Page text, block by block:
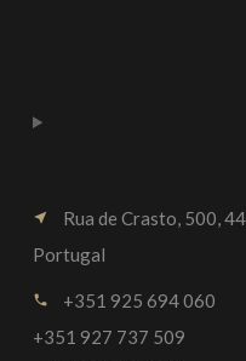
near_me
Rua de Crasto, 500,
Portugal
call
+351 925 694 060
+351 927 737 509